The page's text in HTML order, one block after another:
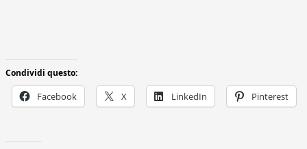
Condividi questo:
Facebook X LinkedIn Pinterest